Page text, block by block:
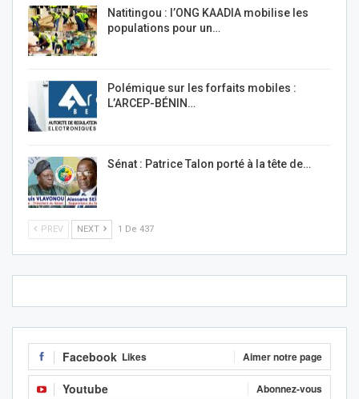
Natitingou : l’ONG KAADIA mobilise les
populations pour un…
Polémique sur les forfaits mobiles :
L’ARCEP-BÉNIN…
Sénat : Patrice Talon porté à la tête de…
PREV NEXT 1 De 437
Facebook Likes Aimer notre page
Youtube Abonnez-vous